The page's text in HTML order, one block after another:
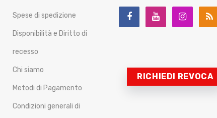
Spese di spedizione
Disponibilità e Diritto di
recesso
Chi siamo
Metodi di Pagamento
Condizioni generali di
RICHIEDI REVOCA